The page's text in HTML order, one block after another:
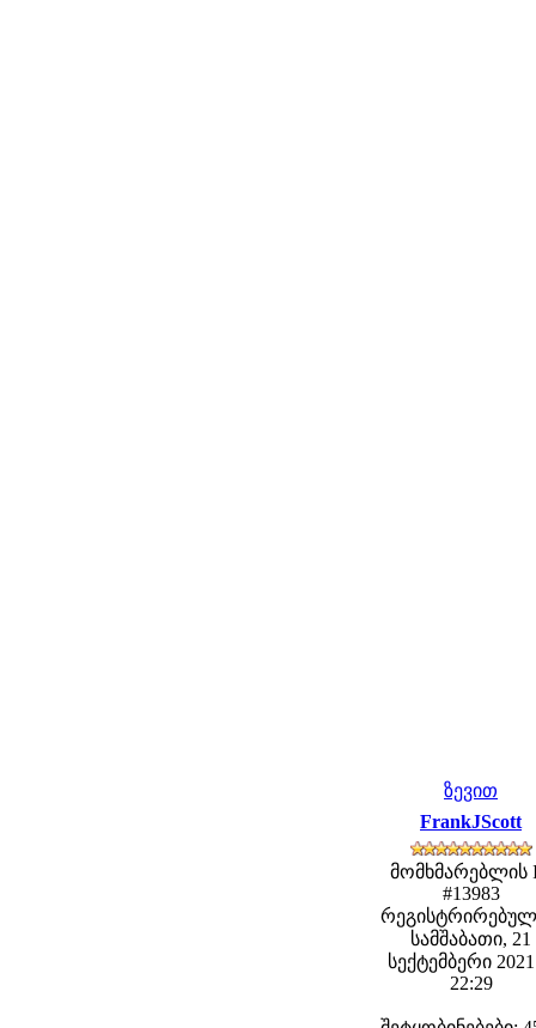
ზევით
FrankJScott
მომხმარებლის
#13983
სამშაბათი, 21
სექტემბერი
22:29